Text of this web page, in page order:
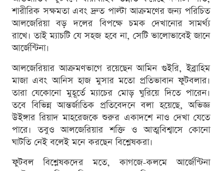
শারীরিক সক্ষমতা এবং দ্রুত পাল্টা আক্রমণের জন্য পরিচিত
আলজেরিয়া বড় দলের বিপক্ষে চমক দেখানোর সামর্থ্য
রাখে। তাই ম্যাচটি যে সহজ হবে না, সেটি ভালোভাবেই জানে
আর্জেন্টিনা।
আলজেরিয়ার আক্রমণভাগে রয়েছেন আমিন গুইরি, ইব্রাহিম
মাজা এবং আনিস হাজ মুসার মতো প্রতিভাবান ফুটবলার।
তারা যেকোনো মুহূর্তে ম্যাচের মোড় ঘুরিয়ে দিতে পারেন।
তবে বিভিন্ন আন্তর্জাতিক প্রতিবেদনে বলা হয়েছে, অভিজ্ঞ
উইঙ্গার রিয়াদ মাহরেজকে শুরুর একাদশে নাও দেখা যেতে
পারে। তবুও আলজেরিয়ার শক্তি ও আত্মবিশ্বাসে কোনো
ঘাটতি নেই বলেই মনে করছেন বিশ্লেষকরা।
ফুটবল বিশ্লেষকদের মতে, কাগজে-কলমে আর্জেন্টিনা